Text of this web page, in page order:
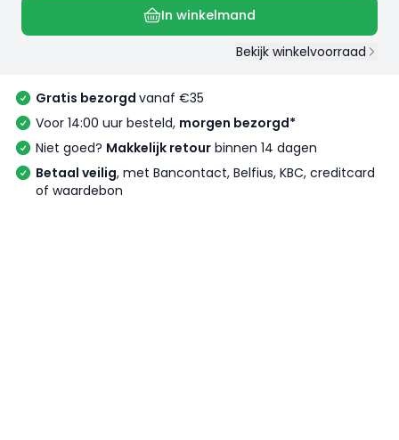
In winkelmand
Bekijk winkelvoorraad
Gratis bezorgd vanaf €35
Voor 14:00 uur besteld, morgen bezorgd*
Niet goed? Makkelijk retour binnen 14 dagen
Betaal veilig, met Bancontact, Belfius, KBC, creditcard
of waardebon